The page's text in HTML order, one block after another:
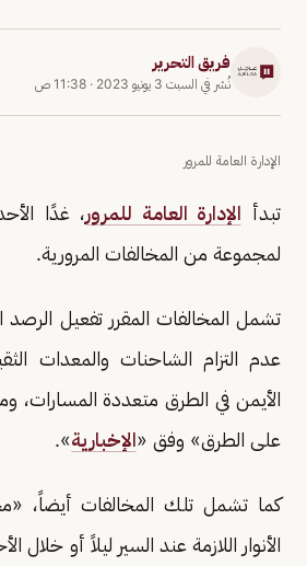
فريق التحرير
نُشر في السبت 3 يونيو 2023 · 11:38 ص
الإدارة العامة للمرور
تبدأ الإدارة العامة للمرور، غدًا
لمجموعة من المخالفات المرورية.
تشمل المخالفات المقرر تفعيل الرصد
عدم التزام الشاحنات والمعدات
الأيمن في الطرق متعددة المسارات،
على الطرق» وفق «الإخبارية».
كما تشمل تلك المخالفات أيضاً،
الأنوار اللازمة عند السير ليلاً أو خلال